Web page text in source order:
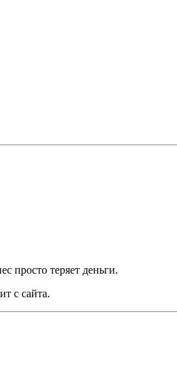
просто теряет деньги.
с сайта.